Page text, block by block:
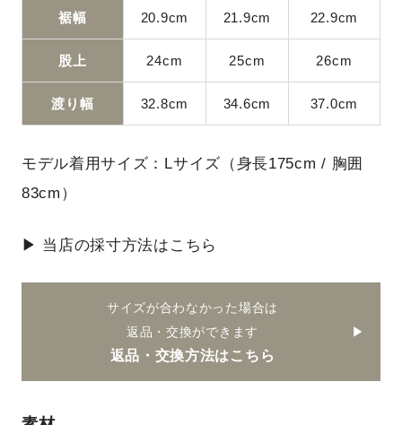
裾幅 20.9cm 21.9cm 22.9cm
股上 24cm 25cm 26cm
渡り幅 32.8cm 34.6cm 37.0cm
モデル着用サイズ：Lサイズ（身長175cm / 胸囲
83cm）
▶ 当店の採寸方法はこちら
サイズが合わなかった場合は
返品・交換ができます
返品・交換方法はこちら